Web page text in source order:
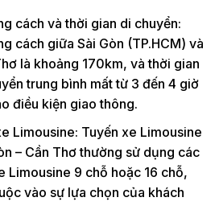
cách và thời gian di chuyển:
cách giữa Sài Gòn (TP.HCM) và
là khoảng 170km, và thời gian
trung bình mất từ 3 đến 4 giờ
điều kiện giao thông.
Limousine: Tuyến xe Limousine
– Cần Thơ thường sử dụng các
Limousine 9 chỗ hoặc 16 chỗ,
vào sự lựa chọn của khách